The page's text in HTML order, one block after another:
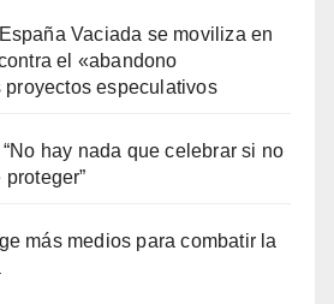
Vaciada se moviliza en
el «abandono
especulativos
hay nada que celebrar si no
más medios para combatir la